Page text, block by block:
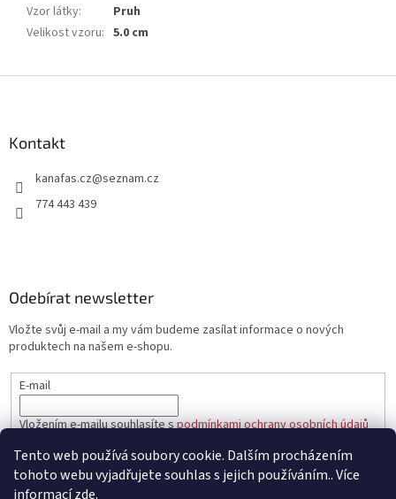
Tento web používá soubory cookie. Dalším procházením
tohoto webu vyjadřujete souhlas s jejich používáním.. Více
informacízde.
Vzor látky:
Pruh
Velikost vzoru: 5.0 cm
Kontakt
kanafas.cz@seznam.cz
774 443 439
Odebírat newsletter
Vložte svůj e-mail a my vám budeme zasílat informace o nových
produktech na našem e-shopu.
E-mail
Vložením e-mailu souhlasíte spodmínkami ochrany osobních údajů
PŘIHLÁSIT SE